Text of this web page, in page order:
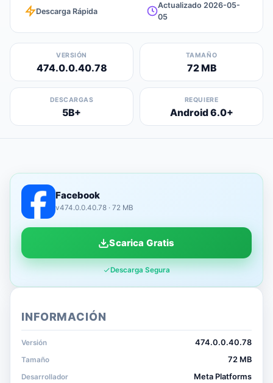
Descarga Rápida
Actualizado 2026-05-
05
VERSIÓN
474.0.0.40.78
TAMAÑO
72 MB
DESCARGAS
5B+
REQUIERE
Android 6.0+
Facebook
v474.0.0.40.78 · 72 MB
Scarica Gratis
Descarga Segura
INFORMACIÓN
Versión 474.0.0.40.78
Tamaño 72 MB
Desarrollador Meta Platforms